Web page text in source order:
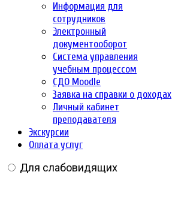
Информация для
сотрудников
Электронный
документооборот
Система управления
учебным процессом
СДО Moodle
Заявка на справки о доходах
Личный кабинет
преподавателя
Экскурсии
Оплата услуг
Для слабовидящих